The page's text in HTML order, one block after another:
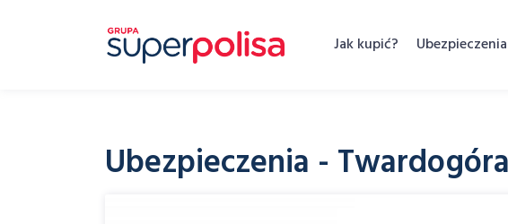
Jak kupić? Ubezpieczenia
Ubezpieczenia - Twardogóra